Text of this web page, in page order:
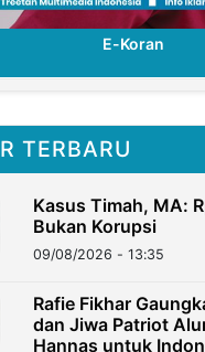
E-Koran
TERBARU
Kasus Timah, MA:
Bukan Korupsi
09/08/2026 - 13:35
Rafie Fikhar
dan Jiwa Patriot
Hannas untuk